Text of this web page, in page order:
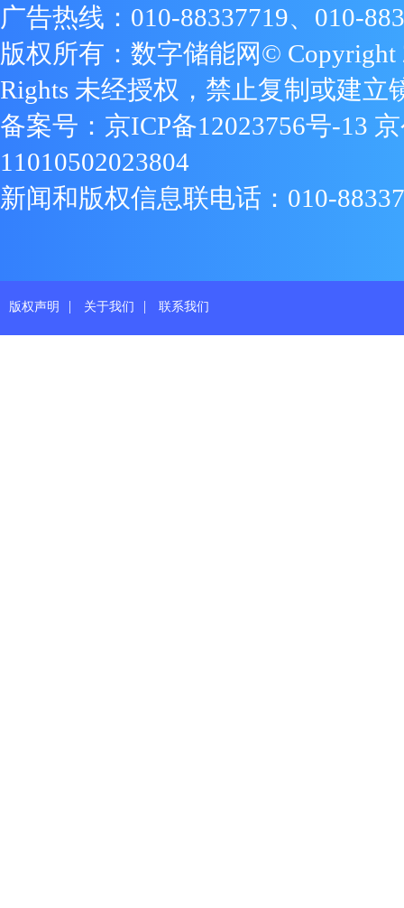
广告热线：010-88337719、010-
版权所有：数字储能网© Copyright
Rights 未经授权，禁止复制或建立
备案号： 京ICP备12023756号-13
11010502023804
新闻和版权信息联电话：010-
版权声明 | 关于我们 | 联系我们